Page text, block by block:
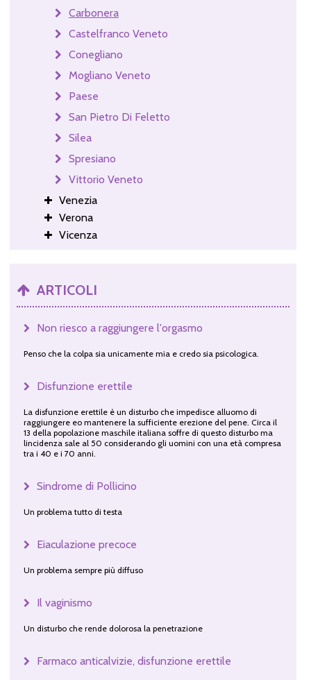
Carbonera
Castelfranco Veneto
Conegliano
Mogliano Veneto
Paese
San Pietro Di Feletto
Silea
Spresiano
Vittorio Veneto
Venezia
Verona
Vicenza
ARTICOLI
Non riesco a raggiungere l'orgasmo
Penso che la colpa sia unicamente mia e credo sia psicologica.
Disfunzione erettile
La disfunzione erettile è un disturbo che impedisce alluomo di
raggiungere eo mantenere la sufficiente erezione del pene. Circa il
13 della popolazione maschile italiana soffre di questo disturbo ma
lincidenza sale al 50 considerando gli uomini con una età compresa
tra i 40 e i 70 anni.
Sindrome di Pollicino
Un problema tutto di testa
Eiaculazione precoce
Un problema sempre più diffuso
Il vaginismo
Un disturbo che rende dolorosa la penetrazione
Farmaco anticalvizie, disfunzione erettile